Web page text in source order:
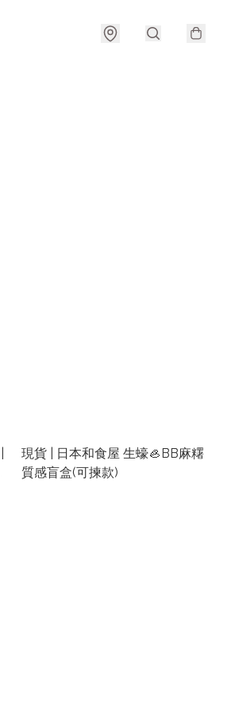
現貨 | 日本和食屋 生蠔🦪BB麻糬
質感盲盒(可揀款)